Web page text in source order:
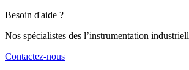
Besoin d'aide ?
Nos spécialistes des l’instrumentation
Contactez-nous